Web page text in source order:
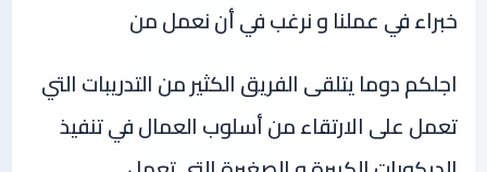
خبراء في عملنا و نرغب في أن نعمل من
اجلكم دوما يتلقى الفريق الكثير من التدريبات التي
تعمل على الارتقاء من أسلوب العمال في تنفيذ